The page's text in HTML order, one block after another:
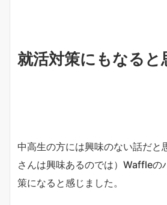
就活対策にもなると
中高生の方には興味のない話だと
さんは興味あるのでは）Waffleの
策になると感じました。